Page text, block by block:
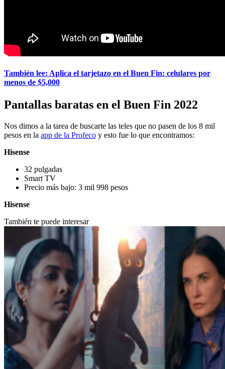
También lee: Aplica el tarjetazo en el Buen Fin: celulares por
menos de $5,000
Pantallas baratas en el Buen Fin 2022
Nos dimos a la tarea de buscarte las teles que no pasen de los 8 mil
pesos en la app de la Profeco y esto fue lo que encontramos:
Hisense
32 pulgadas
Smart TV
Precio más bajo: 3 mil 998 pesos
Hisense
También te puede interesar